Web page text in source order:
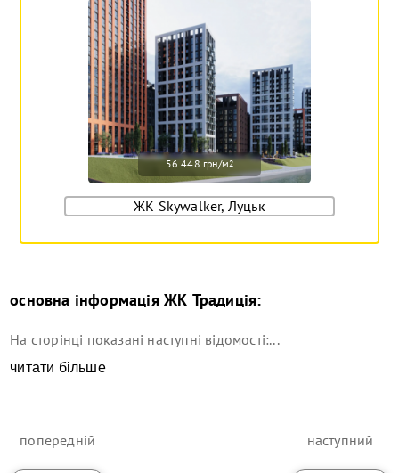
56 448 грн/м2
ЖК Skywalker, Луцьк
основна інформаціяЖК Традиція:
На сторінці показані наступні відомості:...
читати більше
попередній наступний